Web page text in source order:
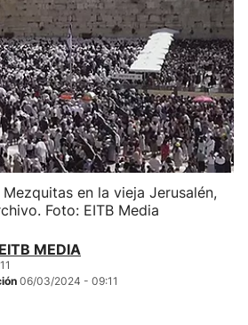
en la vieja Jerusalén,
Foto: EITB Media
MEDIA
06/03/2024 - 09:11